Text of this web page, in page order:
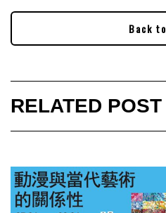
Back
RELATED POST